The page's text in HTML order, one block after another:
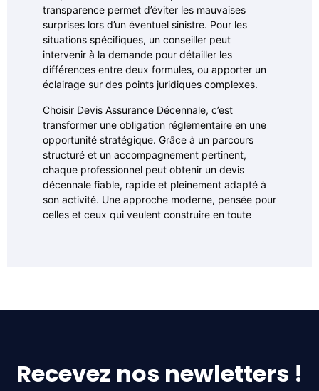
transparence permet d’éviter les mauvaises
surprises lors d’un éventuel sinistre. Pour les
situations spécifiques, un conseiller peut
intervenir à la demande pour détailler les
différences entre deux formules, ou apporter un
éclairage sur des points juridiques complexes.
Choisir Devis Assurance Décennale, c’est
transformer une obligation réglementaire en une
opportunité stratégique. Grâce à un parcours
structuré et un accompagnement pertinent,
chaque professionnel peut obtenir un devis
décennale fiable, rapide et pleinement adapté à
son activité. Une approche moderne, pensée pour
celles et ceux qui veulent construire en toute
Recevez nos newletters !